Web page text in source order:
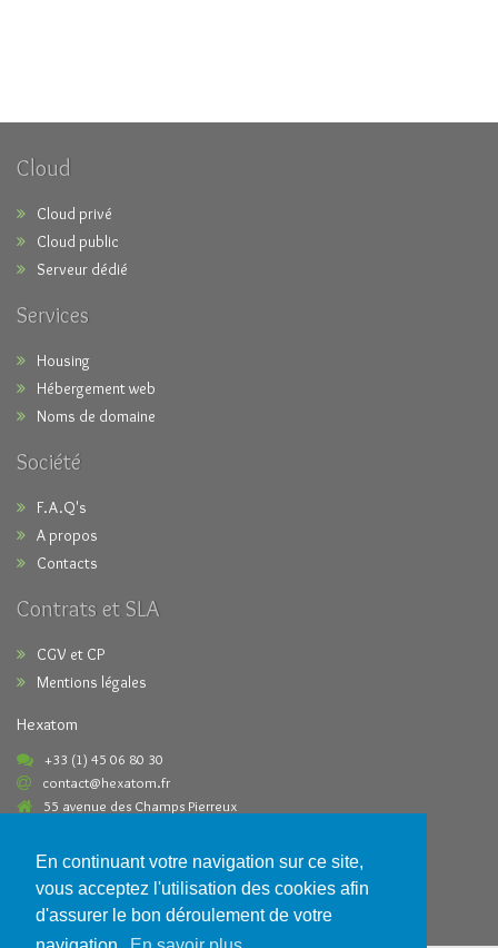
En continuant votre navigation sur ce site,
vous acceptez l'utilisation des cookies afin
d'assurer le bon déroulement de votre
Cloud
Cloud privé
Cloud public
Serveur dédié
Services
Housing
Hébergement web
Noms de domaine
Société
F.A.Q's
A propos
Contacts
Contrats et SLA
CGV et CP
Mentions légales
Hexatom
+33 (1) 45 06 80 30
contact@hexatom.fr
55 avenue des Champs Pierreux
Paiements acceptés